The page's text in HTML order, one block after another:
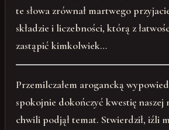
te słowa zrównał martwego
składzie i liczebności, którą z
zastąpić kimkolwiek…
Przemilczałem arogancką
spokojnie dokończyć kwestię naszej
chwili podjął temat. Stwierdził, iźli